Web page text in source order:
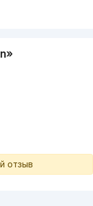
отзыв